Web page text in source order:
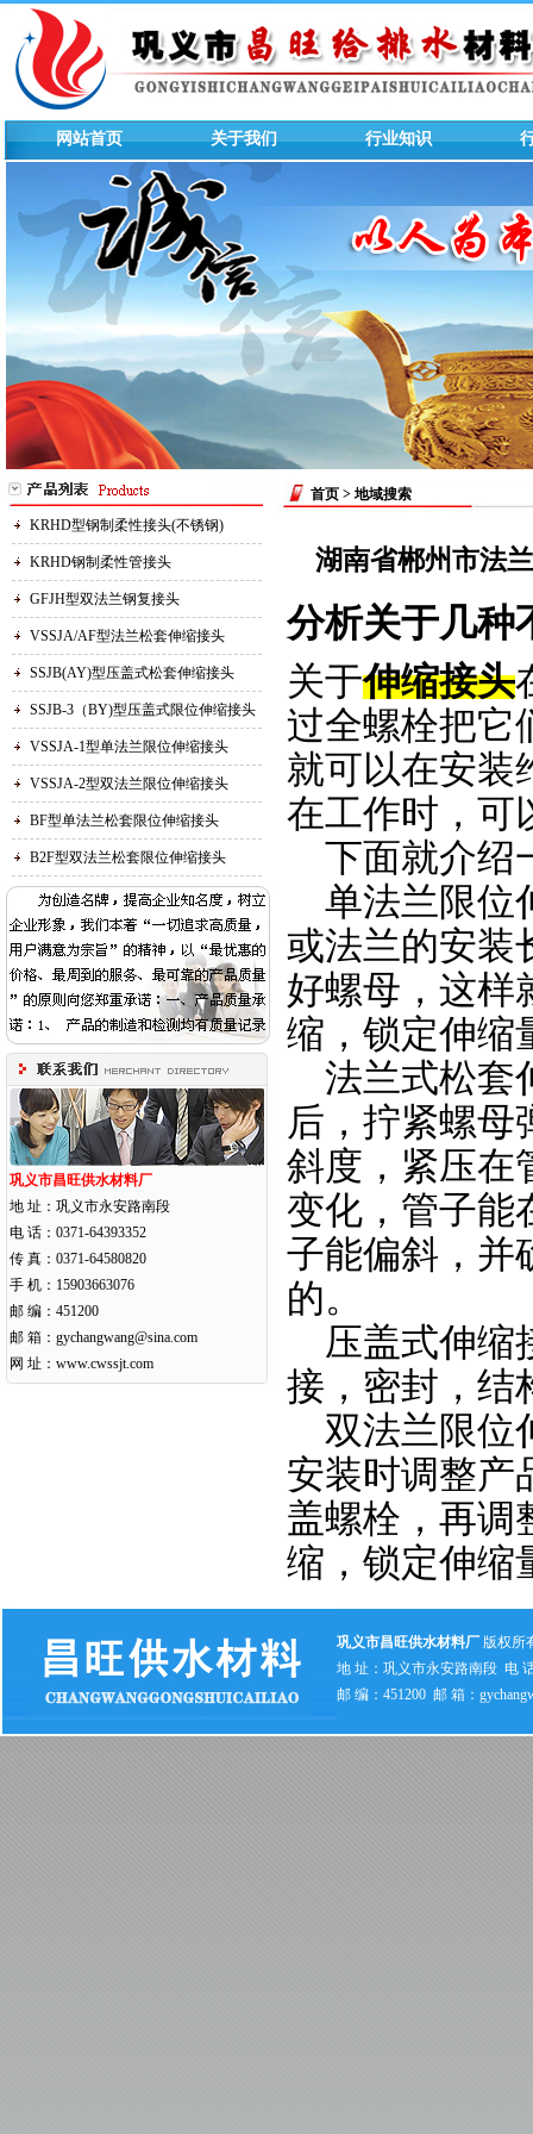
网站首页 关于我们 行业知识
KRHD型钢制柔性接头(不锈钢)
KRHD钢制柔性管接头
GFJH型双法兰钢复接头
VSSJA/AF型法兰松套伸缩接头
SSJB(AY)型压盖式松套伸缩接头
SSJB-3（BY)型压盖式限位伸缩接头
VSSJA-1型单法兰限位伸缩接头
VSSJA-2型双法兰限位伸缩接头
BF型单法兰松套限位伸缩接头
B2F型双法兰松套限位伸缩接头
巩义市昌旺供水材料厂
地 址：巩义市永安路南段
电 话：0371-64393352
传 真：0371-64580820
手 机：15903663076
邮 编：451200
邮 箱：gychangwang@sina.com
网 址： www.cwssjt.com
首页 > 地域搜索
湖南省郴州市法
分析关于几种
关于伸缩接头
过全螺栓把它
就可以在安装
在工作时，可
下面就介绍
单法兰限位
或法兰的安装
好螺母，这样
缩，锁定伸
法兰式松套
后，拧紧螺母
斜度，紧压在
变化，管子能
子能偏斜，并
的。
压盖式伸缩
接，密封，
双法兰限位
安装时调整产
盖螺栓，再调
缩，锁定伸
巩义市昌旺供水材料厂 版权所
地 址：巩义市永安路南段 电
邮 编：451200 邮 箱：